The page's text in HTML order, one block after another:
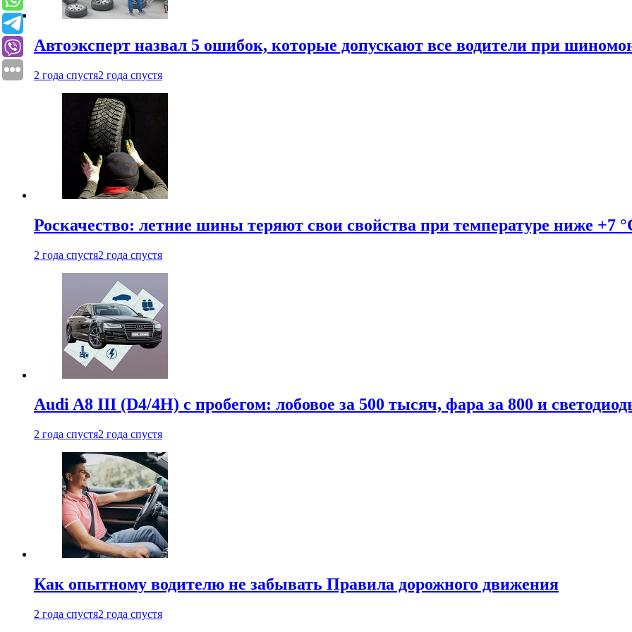
Автоэксперт назвал 5 ошибок, которые допускают все водители при
2 года спустя2 года спустя
Роскачество: летние шины теряют свои свойства при температуре ниже +7
2 года спустя2 года спустя
Audi A8 III (D4/4H) c пробегом: лобовое за 500 тысяч, фара за 800 и
2 года спустя2 года спустя
Как опытному водителю не забывать Правила дорожного движения
2 года спустя2 года спустя